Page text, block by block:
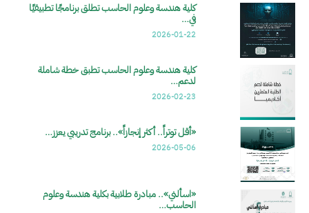
كلية هندسة وعلوم الحاسب تطلق برنامجًا تطبيقيًا
في…
2026-01-22
كلية هندسة وعلوم الحاسب تطبق خطة شاملة
لدعم…
2026-02-23
«أقل توتراً.. أكثر إنجازاً».. برنامج تدريبي يعزز…
2026-05-06
«اسألني».. مبادرة طلابية بكلية هندسة وعلوم
الحاسب…